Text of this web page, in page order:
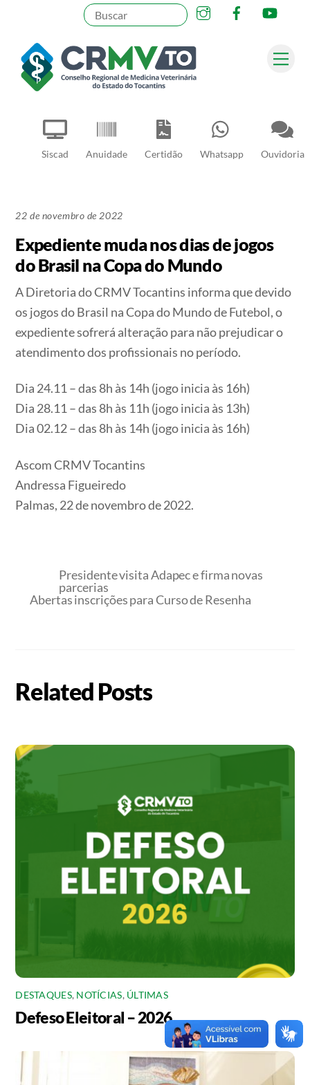
content
Siscad Anuidade Certidão Whatsapp Ouvidoria
InstagramFacebook
Pesquisar
22 de novembro de 2022
Expediente muda nos dias de jogos
do Brasil na Copa do Mundo
A Diretoria do CRMV Tocantins informa que devido
os jogos do Brasil na Copa do Mundo de Futebol, o
expediente sofrerá alteração para não prejudicar o
atendimento dos profissionais no período.
Dia 24.11 – das 8h às 14h (jogo inicia às 16h)
Dia 28.11 – das 8h às 11h (jogo inicia às 13h)
Dia 02.12 – das 8h às 14h (jogo inicia às 16h)
Ascom CRMV Tocantins
Andressa Figueiredo
Palmas, 22 de novembro de 2022.
Presidente visita Adapec e firma novas
parcerias
Abertas inscrições para Curso de Resenha
Related Posts
DESTAQUES, NOTÍCIAS, ÚLTIMAS
Defeso Eleitoral – 2026